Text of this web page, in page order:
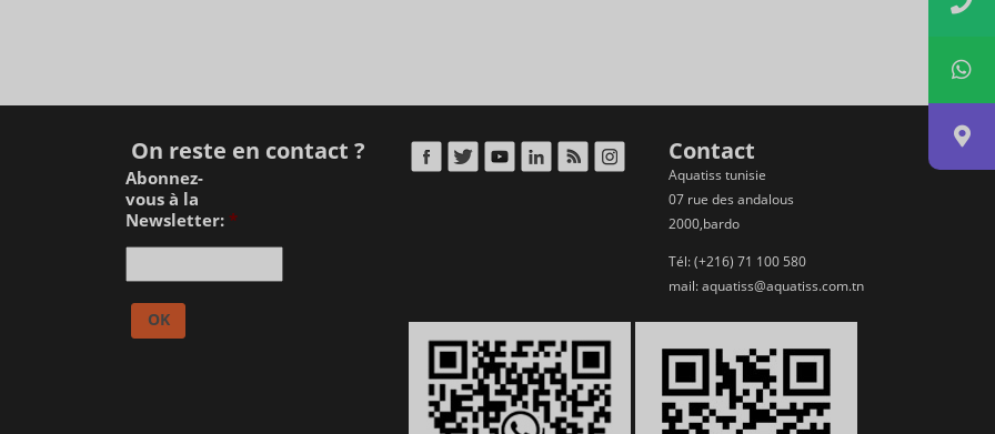
On reste en contact ?
Abonnez-
vous à la
Newsletter: *
Contact
Aquatiss tunisie
07 rue des andalous
2000,bardo
Tél: (+216) 71 100 580
mail:aquatiss@aquatiss.com.tn